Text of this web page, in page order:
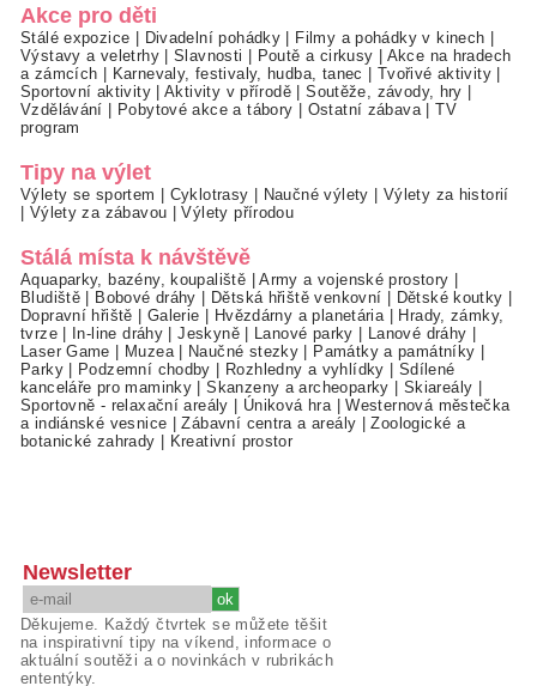
Akce pro děti
Stálé expozice | Divadelní pohádky | Filmy a pohádky v kinech |
Výstavy a veletrhy|Slavnosti | Poutě a cirkusy | Akce na hradech
a zámcích | Karnevaly, festivaly, hudba, tanec | Tvořivé aktivity |
Sportovní aktivity|Aktivity v přírodě |Soutěže, závody, hry |
Vzdělávání | Pobytové akce a tábory | Ostatní zábava |TV
program
Tipy na výlet
Výlety se sportem | Cyklotrasy | Naučné výlety | Výlety za historií
| Výlety za zábavou |Výlety přírodou
Stálá místa k návštěvě
Aquaparky, bazény, koupaliště |Army a vojenské prostory |
Bludiště | Bobové dráhy | Dětská hřiště venkovní | Dětské koutky |
Dopravní hřiště | Galerie | Hvězdárny a planetária | Hrady, zámky,
tvrze| In-line dráhy |Jeskyně| Lanové parky | Lanové dráhy |
Laser Game | Muzea| Naučné stezky | Památky a památníky |
Parky| Podzemní chodby | Rozhledny a vyhlídky | Sdílené
kanceláře pro maminky |Skanzeny a archeoparky | Skiareály |
Sportovně - relaxační areály | Úniková hra |Westernová městečka
a indiánské vesnice |Zábavní centra a areály |Zoologické a
botanické zahrady | Kreativní prostor
Newsletter
Děkujeme. Každý čtvrtek se můžete těšit
na inspirativní tipy na víkend, informace o
aktuální soutěži a o novinkách v rubrikách
ententýky.